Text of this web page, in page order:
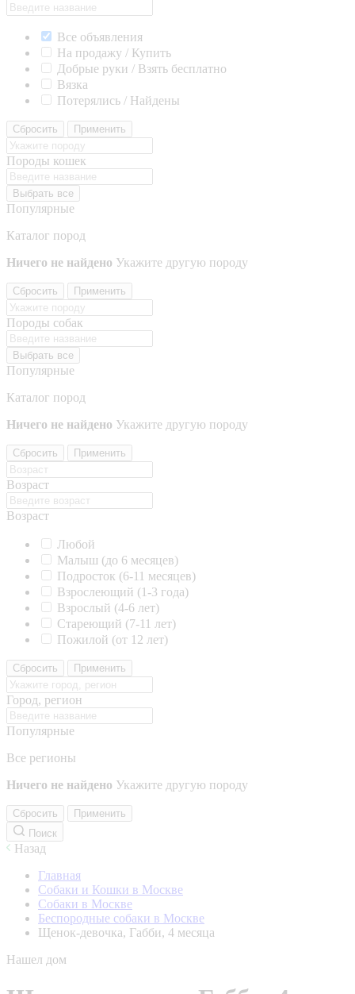
Все объявления
На продажу / Купить
Добрые руки / Взять бесплатно
Вязка
Потерялись / Найдены
Сбросить Применить
Породы кошек
Выбрать все
Популярные
Каталог пород
Ничего не найдено Укажите другую породу
Сбросить Применить
Породы собак
Выбрать все
Популярные
Каталог пород
Ничего не найдено Укажите другую породу
Сбросить Применить
Возраст
Возраст
Любой
Малыш (до 6 месяцев)
Подросток (6-11 месяцев)
Взрослеющий (1-3 года)
Взрослый (4-6 лет)
Стареющий (7-11 лет)
Пожилой (от 12 лет)
Сбросить Применить
Город, регион
Популярные
Все регионы
Ничего не найдено Укажите другую породу
Сбросить
Применить
Поиск
Назад
Главная
Собаки и Кошки в Москве
Собаки в Москве
Беспородные собаки в Москве
Щенок-девочка, Габби, 4 месяца
Нашел дом